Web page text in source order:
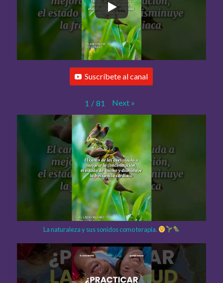
Suscríbete al canal
1 / 81 Next »
La naturaleza y sus sonidos como terapia.